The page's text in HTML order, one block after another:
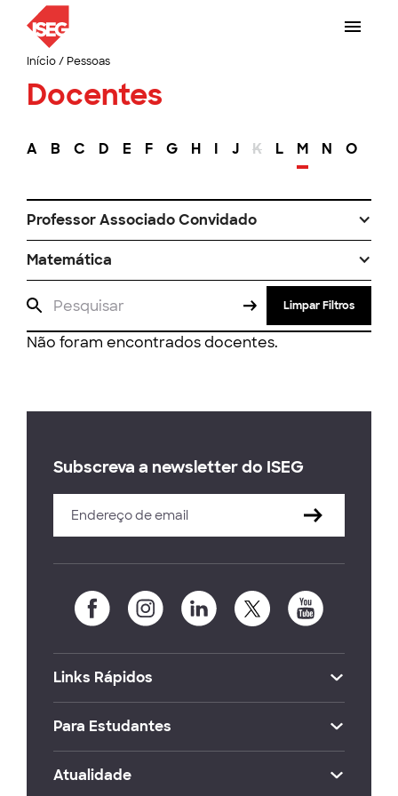
Início/ Pessoas
Docentes
A B C D E F G H I J K L M N O
Professor Associado Convidado
Matemática
Limpar Filtros
Não foram encontrados docentes.
Subscreva a newsletter do ISEG
Links Rápidos
Para Estudantes
Atualidade